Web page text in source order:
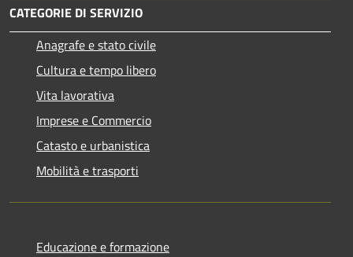
CATEGORIE DI SERVIZIO
Anagrafe e stato civile
Cultura e tempo libero
Vita lavorativa
Imprese e Commercio
Catasto e urbanistica
Mobilità e trasporti
Educazione e formazione